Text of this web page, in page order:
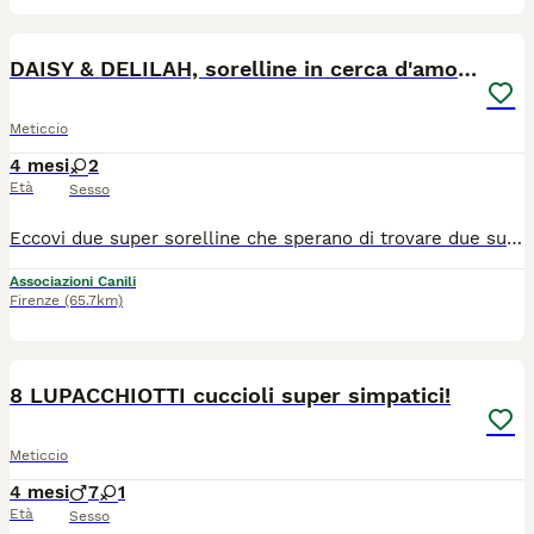
DAISY & DELILAH, sorelline in cerca d'amore!
Meticcio
4 mesi
Età
2
Sesso
Eccovi due super sorelline che sperano di trovare due super famiglie che si innamorino presto di loro. Non è facile, non sono le classiche cucciolotte mignon, bionde e paffute che tutti cercano... ma dobbiamo provarci! Sono Daisy e Delilah, hanno quasi 5 mesi e sono una taglia media (20-22kg). Esteticamente si somigliano moltissimo, caratterialmente hanno le loro peculiarità. Daisy è una cucciola da 10 e lode, simpaticissima, socievole ed espansiva, coccolona da morire. Ama le persone, è aperta, festosa, super giocherellona, una feliciona. E' una cucciola equilibratissima, vivace ma senza eccessi e non è scontato a questa età. Delilah è un pochino più timida, ci mette più ad aprirsi, è delicata e pacata... ma appena si apre si rivela incredibilmente tenera e dolce, ha solo bisogno di un po' di pazienza in più. Per lei serviranno persone sensibili e che vogliano aiutarla a superare le difficoltà, persone che diventino il suo porto sicuro. Tutte e due sono speciali a modo loro, affettuosissime anche se con tempi diversi e tutte e due amano i cani e i mici. Hanno soprattutto un'altra cosa in comune: tutte e due hanno bisogno di qualcuno al loro fianco, tutte e due sognano una vita fuori dal box, lontano dalla tristezza e tutte e due sperano di non rimanere invisibili e dimenticate. - Ovviamente sono adottabili anche separatamente, la cosa più importante è toglierle dal canile. Cercano casa in TOSCANA o al NORD ITALIA. Se siete interessati contattateci via WHATSAPP al 3890452494. Mandateci un messaggio di presentazione (raccontandoci un po' di voi, di dove vivrebbe il cucciolo scelto e della vita che farebbe in vostra compagnia). Vi richiameremo.
Associazioni Canili
Firenze (65.7km)
8 LUPACCHIOTTI cuccioli super simpatici!
Meticcio
4 mesi
Età
7 1
Sesso